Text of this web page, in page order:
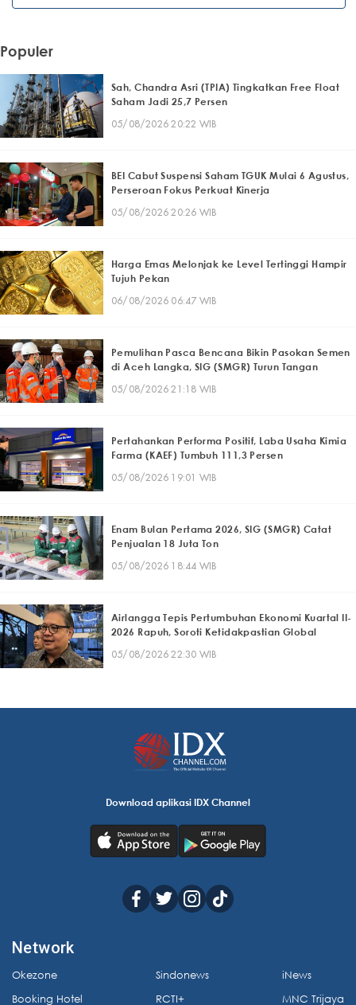
Populer
Sah, Chandra Asri (TPIA) Tingkatkan Free Float
Saham Jadi 25,7 Persen
05/08/2026 20:22 WIB
BEI Cabut Suspensi Saham TGUK Mulai 6 Agustus,
Perseroan Fokus Perkuat Kinerja
05/08/2026 20:26 WIB
Harga Emas Melonjak ke Level Tertinggi Hampir
Tujuh Pekan
06/08/2026 06:47 WIB
Pemulihan Pasca Bencana Bikin Pasokan Semen
di Aceh Langka, SIG (SMGR) Turun Tangan
05/08/2026 21:18 WIB
Pertahankan Performa Positif, Laba Usaha Kimia
Farma (KAEF) Tumbuh 111,3 Persen
05/08/2026 19:01 WIB
Enam Bulan Pertama 2026, SIG (SMGR) Catat
Penjualan 18 Juta Ton
05/08/2026 18:44 WIB
Airlangga Tepis Pertumbuhan Ekonomi Kuartal II-
2026 Rapuh, Soroti Ketidakpastian Global
05/08/2026 22:30 WIB
Download aplikasi IDX Channel
Network
Okezone
Booking Hotel
Sindonews
RCTI+
iNews
MNC Trijaya